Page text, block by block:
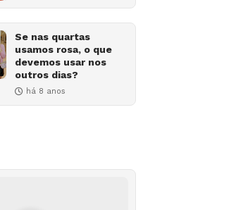
Se nas quartas
usamos rosa, o que
devemos usar nos
outros dias?
há 8 anos